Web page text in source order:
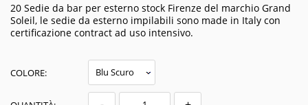
20 Sedie da bar per esterno stock Firenze del marchio Grand
Soleil, le sedie da esterno impilabili sono made in Italy con
certificazione contract ad uso intensivo.
COLORE: